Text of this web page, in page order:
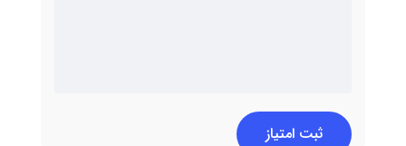
ثبت امتیاز